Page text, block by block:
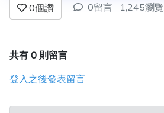
0個讚 0留言 1,245瀏覽
共有 0 則留言
登入之後發表留言